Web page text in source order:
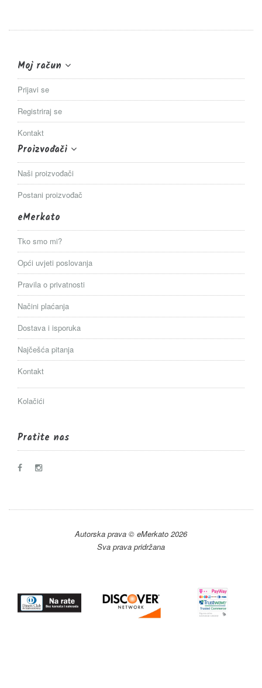
Moj račun
Prijavi se
Registriraj se
Kontakt
Proizvođači
Naši proizvođači
Postani proizvođač
eMerkato
Tko smo mi?
Opći uvjeti poslovanja
Pravila o privatnosti
Načini plaćanja
Dostava i isporuka
Najčešća pitanja
Kontakt
Kolačići
Pratite nas
Autorska prava © eMerkato 2026
Sva prava pridržana